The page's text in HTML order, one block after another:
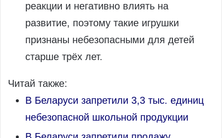
реакции и негативно влиять на
развитие, поэтому такие игрушки
признаны небезопасными для детей
старше трёх лет.
Читай также:
В Беларуси запретили 3,3 тыс. единиц
небезопасной школьной продукции